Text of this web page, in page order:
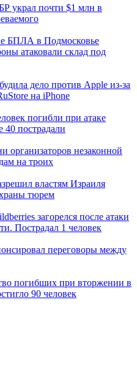
украл почти $1 млн в
БПЛА в Подмосковье
атаковали склад под
дело против Apple из-за
на iPhone
погибли при атаке
пострадали
организаторов незаконной
на троих
властям Израиля
тюрем
загорелся после атаки
Пострадал 1 человек
переговоры между
погибших при вторжении в
90 человек